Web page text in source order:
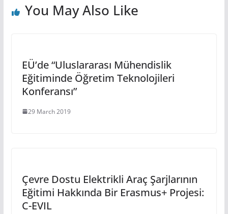
You May Also Like
EÜ’de “Uluslararası Mühendislik
Eğitiminde Öğretim Teknolojileri
Konferansı”
29 March 2019
Çevre Dostu Elektrikli Araç Şarjlarının
Eğitimi Hakkında Bir Erasmus+ Projesi:
C-EVIL